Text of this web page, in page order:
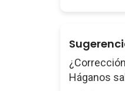
Háganos